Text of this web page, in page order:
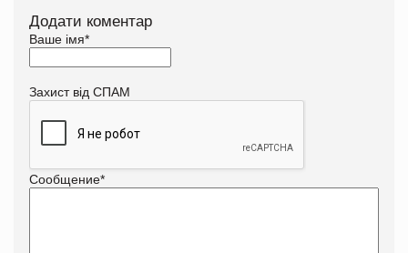
Додати коментар
Ваше імя*
Захист від СПАМ
Сообщение*